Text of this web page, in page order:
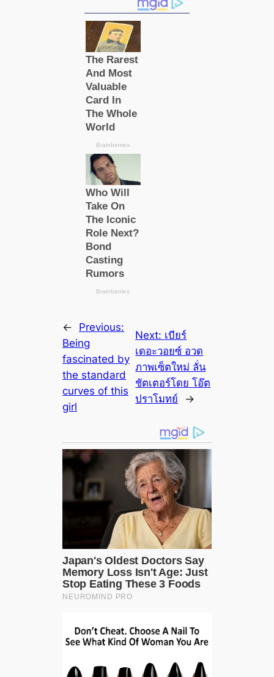
←
Previous:
Being
fascinated by
the standard
curves of this
girl
Next: เบียร์
เดอะวอยซ์ อวด
ภาพเซ็ตใหม่ ลั่น
ชัตเตอร์โดย โอ๊ต
ปราโมทย์
→